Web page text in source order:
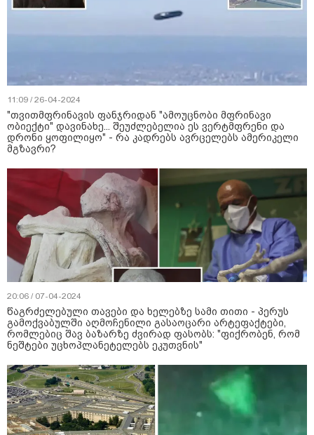
11:09 / 26-04-2024
"თვითმფრინავის ფანჯრიდან "ამოუცნობი მფრინავი
ობიექტი" დავინახე... შეუძლებელია ეს ვერტმფრენი და
დრონი ყოფილიყო" - რა კადრებს ავრცელებს ამერიკელი
მგზავრი?
20:06 / 07-04-2024
წაგრძელებული თავები და ხელებზე სამი თითი - პერუს
გამოქვაბულში აღმოჩენილი გასაოცარი არტეფაქტები,
რომლებიც შავ ბაზარზე ძვირად ფასობს: "ფიქრობენ, რომ
ნეშტები უცხოპლანეტელებს ეკუთვნის"